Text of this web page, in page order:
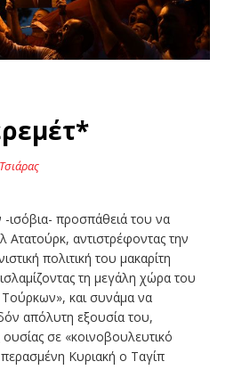
ισόβια- προσπάθειά του να
Ατατούρκ, αντιστρέφοντας την
πολιτική του μακαρίτη
τη μεγάλη χώρα του
και συνάμα να
απόλυτη εξουσία του,
ουσίας σε «κοινοβουλευτικό
Κυριακή ο Ταγίπ